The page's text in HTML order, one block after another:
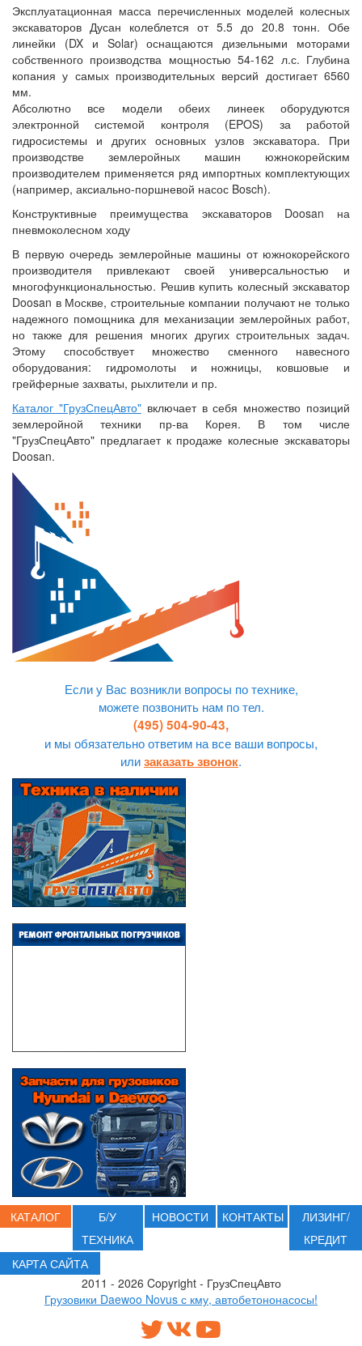
Эксплуатационная масса перечисленных моделей колесных
экскаваторов Дусан колеблется от 5.5 до 20.8 тонн. Обе
линейки (DX и Solar) оснащаются дизельными моторами
собственного производства мощностью 54-162 л.с. Глубина
копания у самых производительных версий достигает 6560
мм.
Абсолютно все модели обеих линеек оборудуются
электронной системой контроля (EPOS) за работой
гидросистемы и других основных узлов экскаватора. При
производстве землеройных машин южнокорейским
производителем применяется ряд импортных комплектующих
(например, аксиально-поршневой насос Bosch).
Конструктивные преимущества экскаваторов Doosan на
пневмоколесном ходу
В первую очередь землеройные машины от южнокорейского
производителя привлекают своей универсальностью и
многофункциональностью. Решив купить колесный экскаватор
Doosan в Москве, строительные компании получают не только
надежного помощника для механизации землеройных работ,
но также для решения многих других строительных задач.
Этому способствует множество сменного навесного
оборудования: гидромолоты и ножницы, ковшовые и
грейферные захваты, рыхлители и пр.
Каталог "ГрузСпецАвто"включает в себя множество позиций
землеройной техники пр-ва Корея. В том числе
"ГрузСпецАвто" предлагает к продаже колесные экскаваторы
Doosan.
Если у Вас возникли вопросы по технике,
можете позвонить нам по тел.
(495) 504-90-43,
и мы обязательно ответим на все ваши вопросы,
илизаказать звонок.
КАТАЛОГ
Б/У
ТЕХНИКА
НОВОСТИ КОНТАКТЫ
ЛИЗИНГ/
КРЕДИТ
КАРТА САЙТА
2011 - 2026 Copyright - ГрузСпецАвто
Грузовики Daewoo Novus с кму, автобетононасосы!